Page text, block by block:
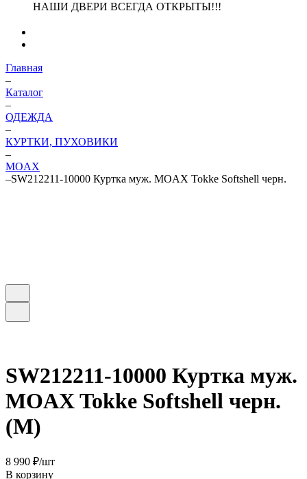
НАШИ ДВЕРИ ВСЕГДА ОТКРЫТЫ!!!
Главная
–
Каталог
–
ОДЕЖДА
–
КУРТКИ, ПУХОВИКИ
–
MOAX
–SW212211-10000 Куртка муж. MOAX Tokke Softshell черн.
SW212211-10000 Куртка муж.
MOAX Tokke Softshell черн.
(М)
8 990 ₽/шт
В корзину